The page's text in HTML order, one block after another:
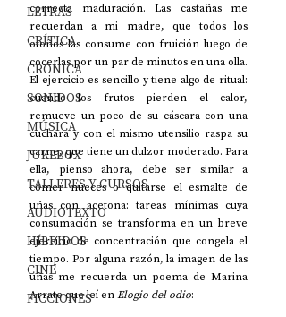
LETRAS
CRÍTICA
CRÓNICA
SONIDOS
MÚSICA
JUKEBOX
TALLERES Y CURSOS
AUDIOTEXTO
HÍBRIDOS
CINE
FICCIONES
correcta maduración. Las castañas me
recuerdan a mi madre, que todos los
otoños las consume con fruición luego de
cocerlas por un par de minutos en una olla.
El ejercicio es sencillo y tiene algo de ritual:
cuando los frutos pierden el calor,
remueve un poco de su cáscara con una
cuchara y con el mismo utensilio raspa su
carne, que tiene un dulzor moderado. Para
ella, pienso ahora, debe ser similar a
comer nueces o quitarse el esmalte de
uñas con acetona: tareas mínimas cuya
consumación se transforma en un breve
ejercicio de concentración que congela el
tiempo. Por alguna razón, la imagen de las
uñas me recuerda un poema de Marina
Arrate que leí en Elogio del odio: